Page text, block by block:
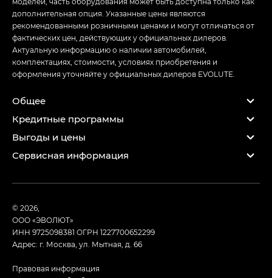
дополнительная опция. Указанные цены являются
рекомендованными розничными ценами и могут отличаться от
фактических цен, действующих у официальных дилеров.
Актуальную информацию о наличии автомобилей,
комплектациях, стоимости, условиях приобретения и
оформления уточняйте у официальных дилеров EVOLUTE.
Общее
Кредитные программы
Выгоды и цены
Сервисная информация
© 2026,
ООО «ЭВОЛЮТ»
ИНН 9725098381 ОГРН 1227700652299
Адрес: г. Москва, ул. Мытная, д. 66
Правовая информация